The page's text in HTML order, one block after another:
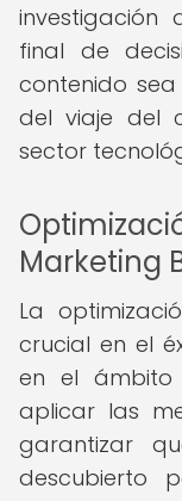
investigación
final de
contenido
del viaje del
sector
Marketing
La
crucial en el
en el ámbito
aplicar las
garantizar
descubierto